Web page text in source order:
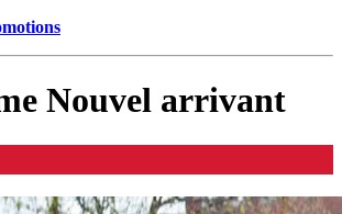
Nouvel arrivant